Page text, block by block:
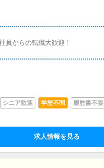
員からの転職大歓迎！
シニア歓迎 学歴不問 履歴書不要
求人情報を見る